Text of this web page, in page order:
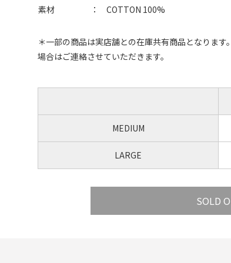
素材 ： COTTON 100%
＊一部の商品は実店舗との在庫共有商品となりま
場合はご連絡させていただきます。
MEDIUM
LARGE